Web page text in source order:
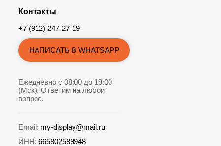
Контакты
+7 (912) 247-27-19
НАПИСАТЬ В WHATSAPP
Ежедневно с 08:00 до 19:00
(Мск). Ответим на любой
вопрос.
Email: my-display@mail.ru
ИНН: 665802589948